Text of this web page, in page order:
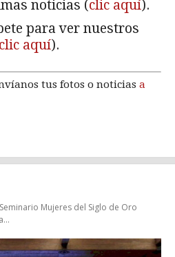
noticias (clic aquí).
para ver nuestros
clic aquí).
tus fotos o noticias a